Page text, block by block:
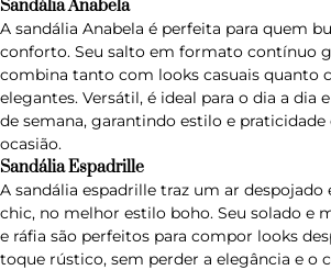
Sandália Anabela
A sandália Anabela é perfeita para quem
conforto. Seu salto em formato contínuo
combina tanto com looks casuais quanto
elegantes. Versátil, é ideal para o dia a dia
de semana, garantindo estilo e
ocasião.
Sandália Espadrille
A sandália espadrille traz um ar
chic, no melhor estilo boho. Seu solado e
e ráfia são perfeitos para compor looks
toque rústico, sem perder a elegância e o